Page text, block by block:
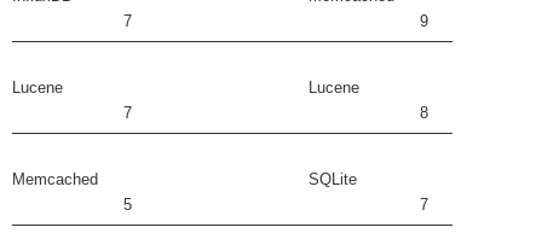
7
9
Lucene
7
Lucene
8
Memcached
5
SQLite
7